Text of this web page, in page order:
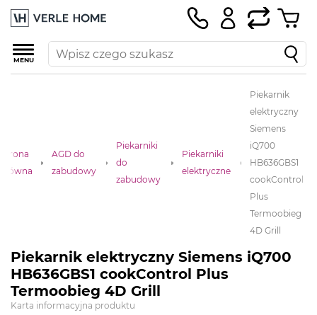
MENU
Strona
główna
AGD do
zabudowy
Piekarniki
do
zabudowy
Piekarniki
elektryczne
Piekarnik
elektryczny
Siemens
iQ700
HB636GBS1
cookControl
Plus
Termoobieg
4D Grill
Piekarnik elektryczny Siemens iQ700
HB636GBS1 cookControl Plus
Termoobieg 4D Grill
Karta informacyjna produktu